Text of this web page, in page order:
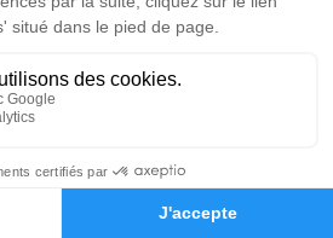
Hommages
2021 à 15h00